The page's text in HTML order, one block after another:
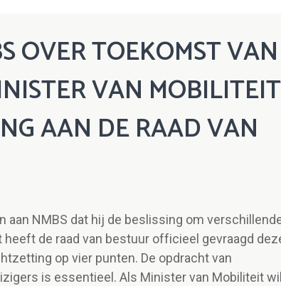
OVER TOEKOMST VAN
VAN MOBILITEIT
AAN DE RAAD VAN
NMBS dat hij de beslissing om
de raad van bestuur officieel gevraagd
op vier punten. De opdracht van
is essentieel. Als Minister van Mobiliteit wil